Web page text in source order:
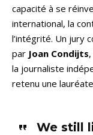
capacité à se
international, la
l’intégrité. Un jury
par Joan Condijts
la journaliste
retenu une
We still